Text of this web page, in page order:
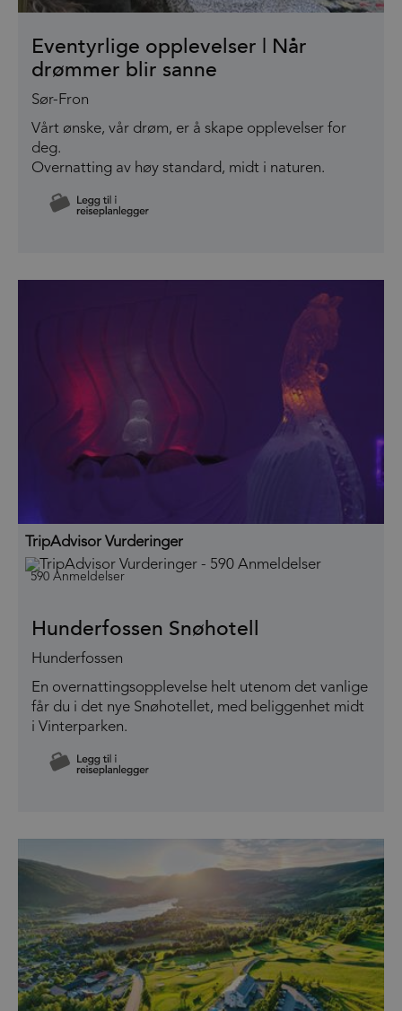
Eventyrlige opplevelser | Når
drømmer blir sanne
Sør-Fron
Vårt ønske, vår drøm, er å skape opplevelser for
deg.
Overnatting av høy standard, midt i naturen.
TripAdvisor Vurderinger
590 Anmeldelser
Hunderfossen Snøhotell
Hunderfossen
En overnattingsopplevelse helt utenom det vanlige
får du i det nye Snøhotellet, med beliggenhet midt
i Vinterparken.